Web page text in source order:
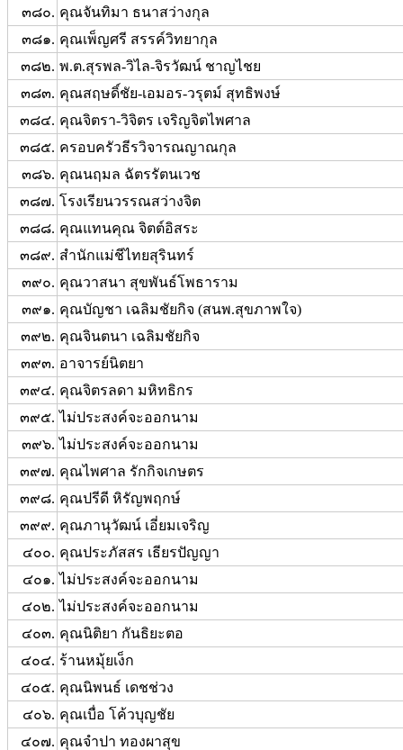
๓๘๐. คุณจันทิมา ธนาสว่างกุล
๓๘๑. คุณเพ็ญศรี สรรค์วิทยากุล
๓๘๒. พ.ต.สุรพล-วิไล-จิรวัฒน์ ชาญไชย
๓๘๓. คุณสฤษดิ์ชัย-เอมอร-วรุตม์ สุทธิพงษ์
๓๘๔. คุณจิตรา-วิจิตร เจริญจิตไพศาล
๓๘๕. ครอบครัวธีรวิจารณญาณกุล
๓๘๖. คุณนฤมล ฉัตรรัตนเวช
๓๘๗. โรงเรียนวรรณสว่างจิต
๓๘๘. คุณแทนคุณ จิตต์อิสระ
๓๘๙. สำนักแม่ชีไทยสุรินทร์
๓๙๐. คุณวาสนา สุขพันธ์โพธาราม
๓๙๑. คุณบัญชา เฉลิมชัยกิจ (สนพ.สุขภาพใจ)
๓๙๒. คุณจินตนา เฉลิมชัยกิจ
๓๙๓. อาจารย์นิตยา
๓๙๔. คุณจิตรลดา มหิทธิกร
๓๙๕. ไม่ประสงค์จะออกนาม
๓๙๖. ไม่ประสงค์จะออกนาม
๓๙๗. คุณไพศาล รักกิจเกษตร
๓๙๘. คุณปรีดี หิรัญพฤกษ์
๓๙๙. คุณภานุวัฒน์ เอี่ยมเจริญ
๔๐๐. คุณประภัสสร เธียรปัญญา
๔๐๑. ไม่ประสงค์จะออกนาม
๔๐๒. ไม่ประสงค์จะออกนาม
๔๐๓. คุณนิติยา กันธิยะตอ
๔๐๔. ร้านหมุ้ยเง็ก
๔๐๕. คุณนิพนธ์ เดชช่วง
๔๐๖. คุณเบื่อ โค้วบุญชัย
๔๐๗. คุณจำปา ทองผาสุข